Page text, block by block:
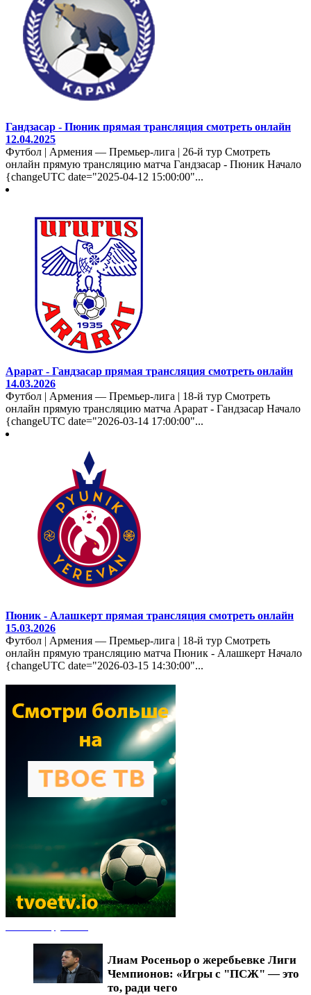
Гандзасар - Пюник прямая трансляция смотреть онлайн
12.04.2025
Футбол | Армения — Премьер-лига | 26-й тур Смотреть
онлайн прямую трансляцию матча Гандзасар - Пюник Начало
{changeUTC date="2025-04-12 15:00:00"...
Арарат - Гандзасар прямая трансляция смотреть онлайн
14.03.2026
Футбол | Армения — Премьер-лига | 18-й тур Смотреть
онлайн прямую трансляцию матча Арарат - Гандзасар Начало
{changeUTC date="2026-03-14 17:00:00"...
Пюник - Алашкерт прямая трансляция смотреть онлайн
15.03.2026
Футбол | Армения — Премьер-лига | 18-й тур Смотреть
онлайн прямую трансляцию матча Пюник - Алашкерт Начало
{changeUTC date="2026-03-15 14:30:00"...
Лиам Росеньор о жеребьевке Лиги
Чемпионов: «Игры с "ПСЖ" — это
то, ради чего